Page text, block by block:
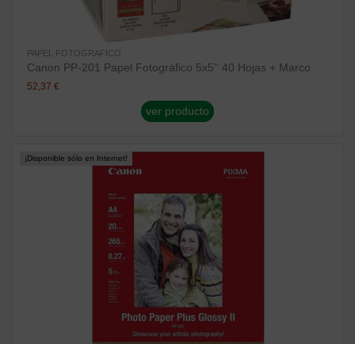
PAPEL FOTOGRAFICO
Canon PP-201 Papel Fotográfico 5x5'' 40 Hojas + Marco
52,37 €
ver producto
¡Disponible sólo en Internet!